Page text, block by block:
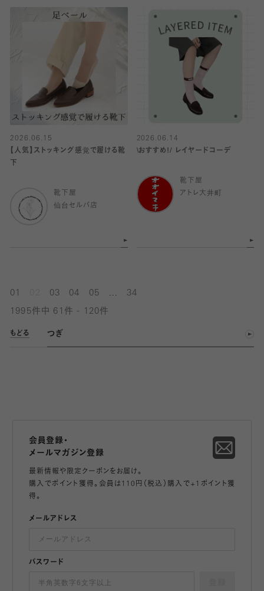
2026.06.15
【人気】ストッキング感覚で履ける靴
下
靴下屋
仙台セルバ店
2026.06.14
\おすすめ!/ レイヤードコーデ
靴下屋
アトレ大井町
01 03 04 05 34
1995件中 61件 - 120件
もどる つぎ
会員登録・
メールマガジン登録
最新情報や限定クーポンをお届け。
購入でポイント獲得。会員は110円（税込）購入で+1ポイント獲
得。
メールアドレス
パスワード